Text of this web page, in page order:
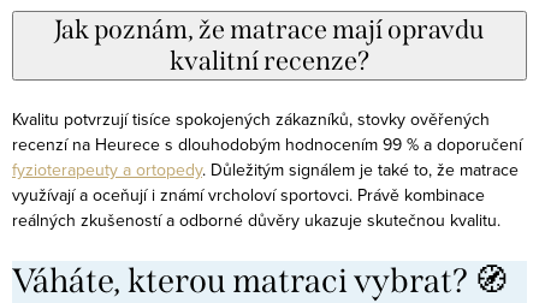
Jak poznám, že matrace mají opravdu
kvalitní recenze?
Kvalitu potvrzují tisíce spokojených zákazníků, stovky ověřených
recenzí na Heurece s dlouhodobým hodnocením 99 % a doporučení
fyzioterapeuty a ortopedy. Důležitým signálem je také to, že matrace
využívají a oceňují i známí vrcholoví sportovci. Právě kombinace
reálných zkušeností a odborné důvěry ukazuje skutečnou kvalitu.
Váháte, kterou matraci vybrat? 🧭